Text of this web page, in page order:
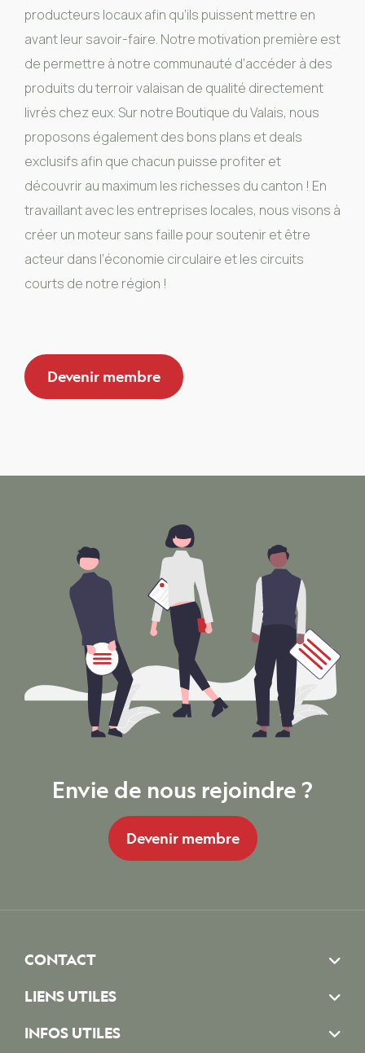
producteurs locaux afin qu’ils puissent mettre en
avant leur savoir-faire. Notre motivation première est
de permettre à notre communauté d’accéder à des
produits du terroir valaisan de qualité directement
livrés chez eux. Sur notre Boutique du Valais, nous
proposons également des bons plans et deals
exclusifs afin que chacun puisse profiter et
découvrir au maximum les richesses du canton ! En
travaillant avec les entreprises locales, nous visons à
créer un moteur sans faille pour soutenir et être
acteur dans l’économie circulaire et les circuits
courts de notre région !
Devenir membre
Envie de nous rejoindre ?
Devenir membre
CONTACT
LIENS UTILES
INFOS UTILES